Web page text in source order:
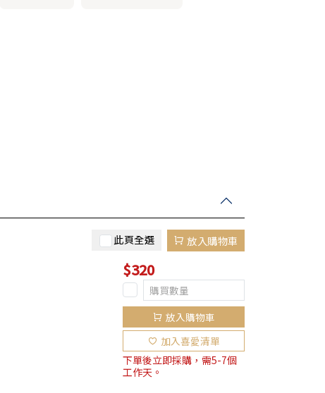
此頁全選 放入購物車
$320
放入購物車
加入喜愛清單
下單後立即採購，需5-7個
工作天。